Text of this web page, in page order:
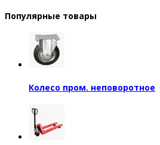
Популярные товары
Колесо пром. неповоротное